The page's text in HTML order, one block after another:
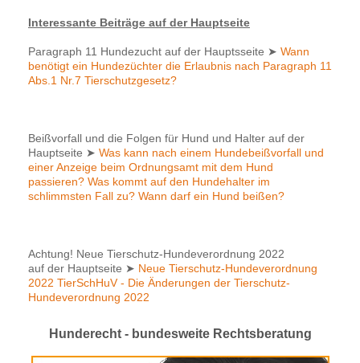
Interessante Beiträge auf der Hauptseite
Paragraph 11 Hundezucht auf der Hauptsseite ➤ Wann
benötigt ein Hundezüchter die Erlaubnis nach Paragraph 11
Abs.1 Nr.7 Tierschutzgesetz?
Beißvorfall und die Folgen für Hund und Halter auf der
Hauptseite ➤ Was kann nach einem Hundebeißvorfall und
einer Anzeige beim Ordnungsamt mit dem Hund
passieren? Was kommt auf den Hundehalter im
schlimmsten Fall zu? Wann darf ein Hund beißen?
Achtung! Neue Tierschutz-Hundeverordnung 2022
auf der Hauptseite ➤ Neue Tierschutz-Hundeverordnung
2022 TierSchHuV - Die Änderungen der Tierschutz-
Hundeverordnung 2022
Hunderecht - bundesweite Rechtsberatung